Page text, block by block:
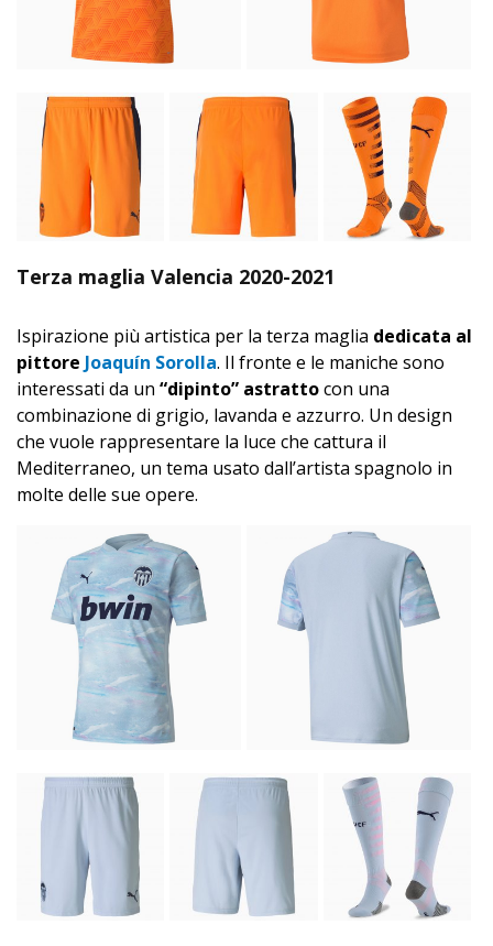
Terza maglia Valencia 2020-2021
Ispirazione più artistica per la terza maglia dedicata al
pittore Joaquín Sorolla. Il fronte e le maniche sono
interessati da un “dipinto” astrattocon una
combinazione di grigio, lavanda e azzurro. Un design
che vuole rappresentare la luce che cattura il
Mediterraneo, un tema usato dall’artista spagnolo in
molte delle sue opere.